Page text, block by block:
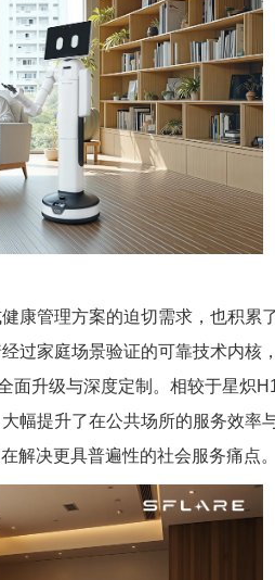
康管理方案的迫切需求，也积累
过家庭场景验证的可靠技术内核
面升级与深度定制。相较于星炽
幅提升了在公共场所的服务效率
解决更具普遍性的社会服务痛点。